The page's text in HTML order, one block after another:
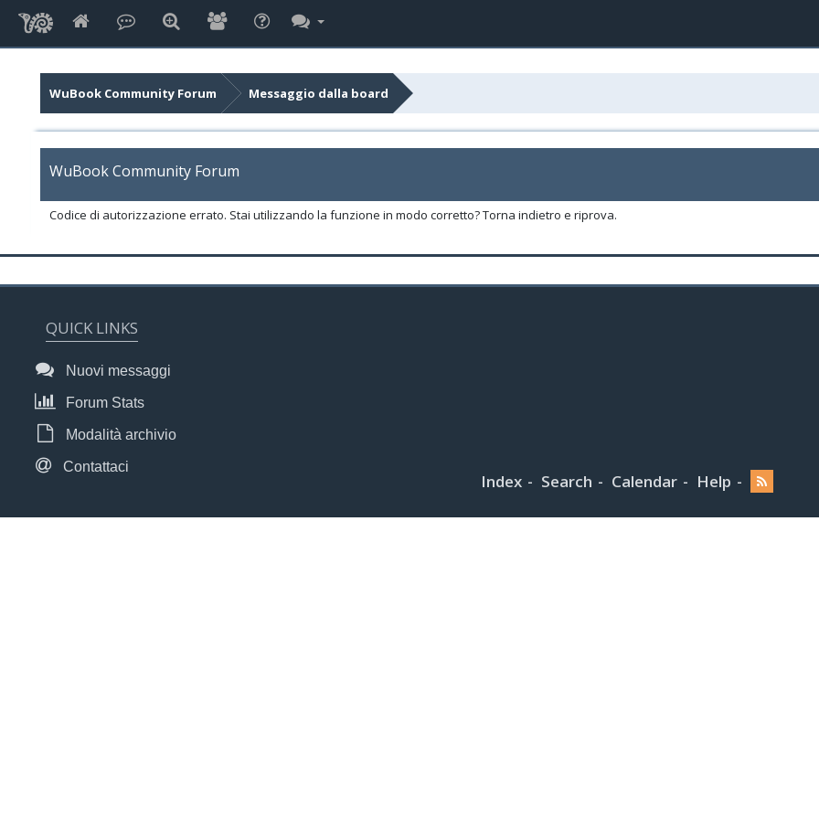
WuBook Community Forum Messaggio dalla board
WuBook Community Forum
Codice di autorizzazione errato. Stai utilizzando la funzione in modo corretto? Torna indietro e riprova.
QUICK LINKS
Nuovi messaggi
Forum Stats
Modalità archivio
Contattaci
Index Search Calendar Help